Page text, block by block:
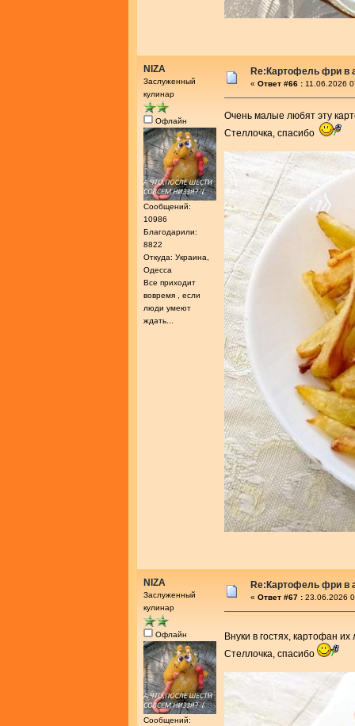
NIZA
Заслуженный
кулинар
Офлайн
Сообщений:
10986
Благодарили:
8822
Откуда: Украина,
Одесса
Все приходит
вовремя , если
люди умеют
ждать...
Re:Картофель фри в
« Ответ #66 : 11.06.2026
Очень малые любят эту
Стеллочка, спасибо
NIZA
Заслуженный
кулинар
Офлайн
Сообщений:
Re:Картофель фри в
« Ответ #67 : 23.06.2026
Внуки в гостях, картофан
Стеллочка, спасибо